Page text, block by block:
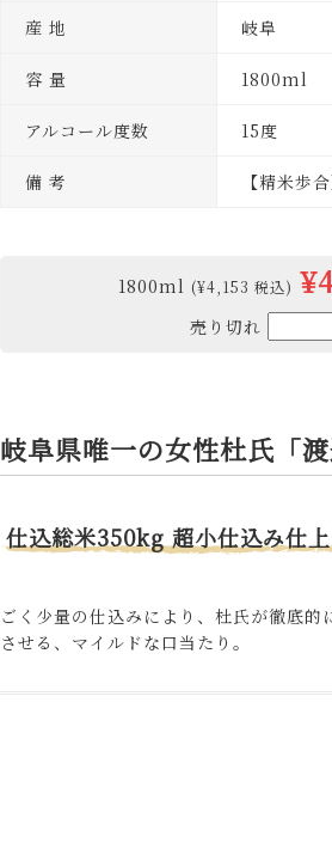
産 地 岐阜
容 量 1800ml
アルコール度数 15度
備 考 【精米歩
1800ml (¥4,153 税込)
売り切れ
岐阜県唯一の女性杜氏「
仕込総米350kg 超小仕込み仕
ごく少量の仕込みにより、杜氏が徹底
させる、マイルドな口当たり。